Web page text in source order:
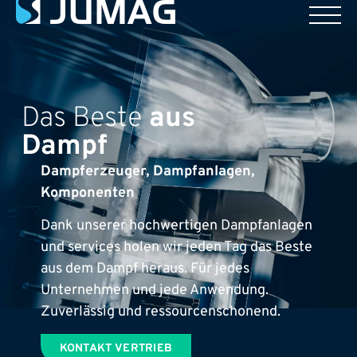
Das Besteaus
Dampf
Dampferzeuger, Dampfanlagen,
Komponenten
Dank unserer hochwertigen Dampfanlagen
und services holen wir jeden Tag das Beste
aus dem Dampf heraus. Für jedes
Unternehmen und jede Anwendung.
Zuverlässig und ressourcenschonend.
KONTAKT VERTRIEB